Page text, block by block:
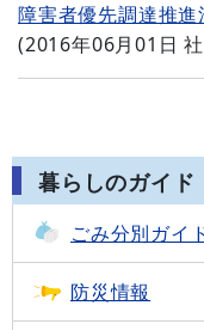
障害者優先調達推進
(2016年06月01日
暮らしのガイド
ごみ分別ガイ
防災情報